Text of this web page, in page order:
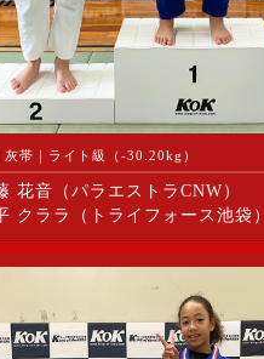
帯｜ライト級（-30.20kg）
花音（パラエストラCNW）
クララ（トライフォース池袋）